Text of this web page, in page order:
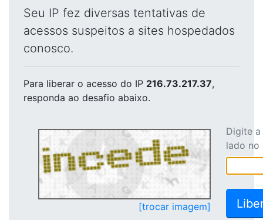
Seu IP fez diversas tentativas de
acessos suspeitos a sites hospedados
conosco.
Para liberar o acesso do IP 216.73.217.37,
responda ao desafio abaixo.
[trocar imagem]
Digite
lado no